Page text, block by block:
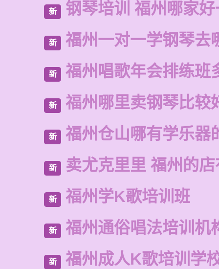
新 钢琴培训 福州哪家
新 福州一对一学钢琴去
新 福州唱歌年会排练班
新 福州哪里卖钢琴比较
新 福州仓山哪有学乐器
新 卖尤克里里 福州的
新 福州学K歌培训班
新 福州通俗唱法培训机
新 福州成人K歌培训学